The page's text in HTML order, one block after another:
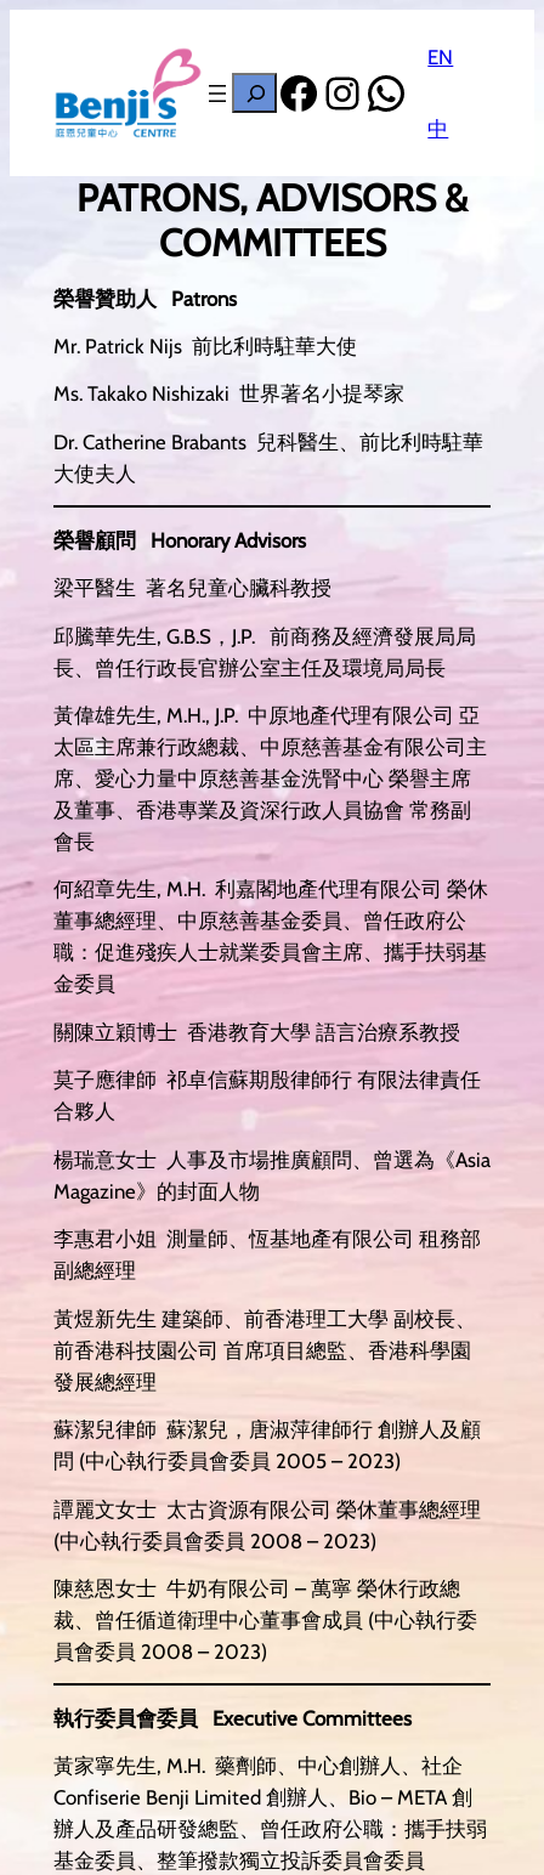
搜
尋
Facebook
Instagram
EN
中
PATRONS, ADVISORS &
COMMITTEES
榮譽贊助人 Patrons
Mr. Patrick Nijs 前比利時駐華大使
Ms. Takako Nishizaki 世界著名小提琴家
Dr. Catherine Brabants 兒科醫生、前比利時駐華
大使夫人
榮譽顧問 Honorary Advisors
梁平醫生 著名兒童心臟科教授
邱騰華先生, G.B.S，J.P. 前商務及經濟發展局局
長、曾任行政長官辦公室主任及環境局局長
黃偉雄先生, M.H., J.P. 中原地產代理有限公司 亞
太區主席兼行政總裁、中原慈善基金有限公司主
席、愛心力量中原慈善基金洗腎中心 榮譽主席
及董事、香港專業及資深行政人員協會 常務副
會長
何紹章先生, M.H. 利嘉閣地產代理有限公司 榮休
董事總經理、中原慈善基金委員、曾任政府公
職：促進殘疾人士就業委員會主席、攜手扶弱基
金委員
關陳立穎博士 香港教育大學 語言治療系教授
莫子應律師 祁卓信蘇期殷律師行 有限法律責任
合夥人
楊瑞意女士 人事及市場推廣顧問、曾選為《Asia
Magazine》的封面人物
李惠君小姐 測量師、恆基地產有限公司 租務部
副總經理
黃煜新先生 建築師、前香港理工大學 副校長、
前香港科技園公司 首席項目總監、香港科學園
發展總經理
蘇潔兒律師 蘇潔兒，唐淑萍律師行 創辦人及顧
問 (中心執行委員會委員 2005 – 2023)
譚麗文女士 太古資源有限公司 榮休董事總經理
(中心執行委員會委員 2008 – 2023)
陳慈恩女士 牛奶有限公司 – 萬寧 榮休行政總
裁、曾任循道衛理中心董事會成員 (中心執行委
員會委員 2008 – 2023)
執行委員會委員 Executive Committees
黃家寧先生, M.H. 藥劑師、中心創辦人、社企
Confiserie Benji Limited 創辦人、Bio – META 創
辦人及產品研發總監、曾任政府公職：攜手扶弱
基金委員、整筆撥款獨立投訴委員會委員